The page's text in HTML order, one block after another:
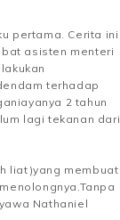
pertama. Cerita ini
asisten menteri
terhadap
2 tahun
lagi tekanan dari
liat)yang membuat
Nathaniel